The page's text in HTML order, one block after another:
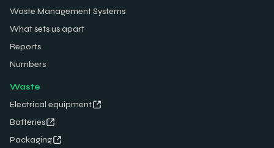
Waste Management Systems
What sets us apart
Reports
Numbers
Waste
Electrical equipment
Batteries
Packaging